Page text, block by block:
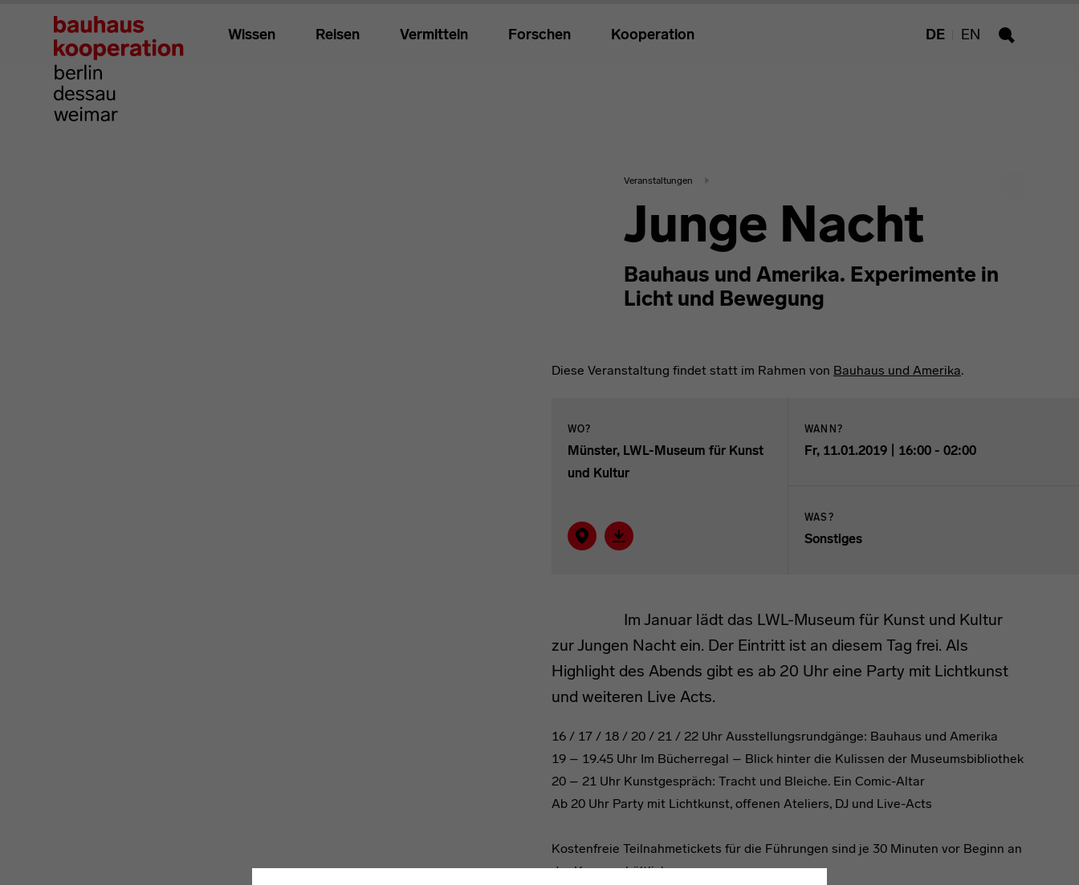
Wissen Reisen Vermitteln Forschen Kooperation DE EN
Veranstaltungen
Junge Nacht
Bauhaus und Amerika. Experimente in
Licht und Bewegung
Diese Veranstaltung findet statt im Rahmen von Bauhaus und Amerika.
WO?
Münster, LWL-Museum für Kunst
und Kultur
Auf Karte zeigen
Verantaltung im ICAL-Format herunterladen.
WANN?
Fr, 11.01.2019 | 16:00 - 02:00
WAS?
Sonstiges
Im Januar lädt das LWL-Museum für Kunst und Kultur
zur Jungen Nacht ein. Der Eintritt ist an diesem Tag frei. Als
Highlight des Abends gibt es ab 20 Uhr eine Party mit Lichtkunst
und weiteren Live Acts.
16 / 17 / 18 / 20 / 21 / 22 Uhr Ausstellungsrundgänge: Bauhaus und Amerika
19 – 19.45 Uhr Im Bücherregal – Blick hinter die Kulissen der Museumsbibliothek
20 – 21 Uhr Kunstgespräch: Tracht und Bleiche. Ein Comic-Altar
Ab 20 Uhr Party mit Lichtkunst, offenen Ateliers, DJ und Live-Acts
Kostenfreie Teilnahmetickets für die Führungen sind je 30 Minuten vor Beginn an
der Kasse erhältlich.